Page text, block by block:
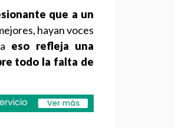
que a un
hayan voces
eso refleja una
todo la falta de